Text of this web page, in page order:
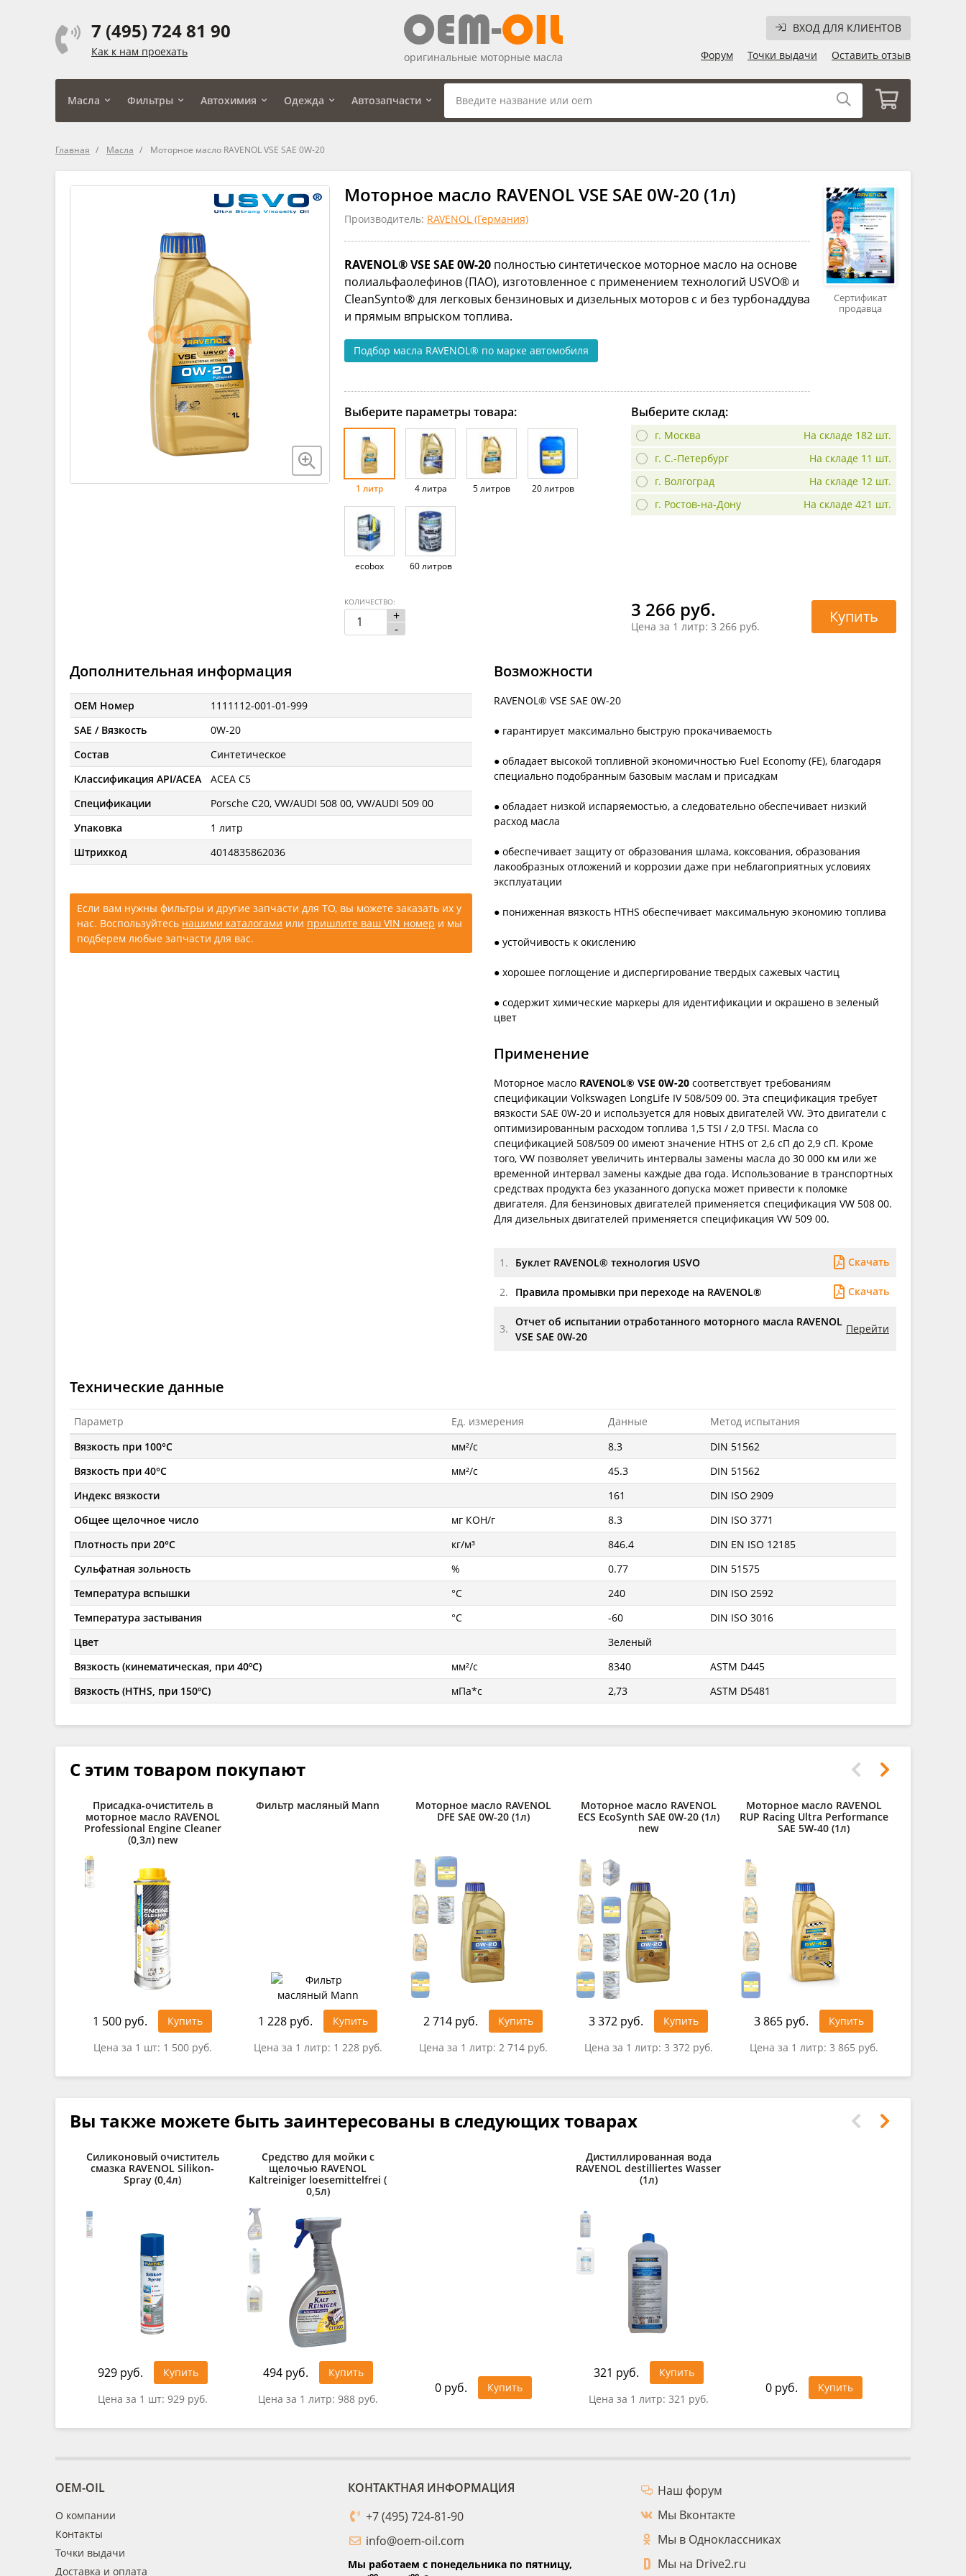
7 (495) 724 81 90
Как к нам проехать
ВХОД ДЛЯ КЛИЕНТОВ
Форум
Точки выдачи Оставить отзыв
оригинальные моторные масла
Масла Фильтры Автохимия Одежда Автозапчасти
Главная Масла Моторное масло RAVENOL VSE SAE 0W-20
Моторное масло RAVENOL VSE SAE 0W-20 (1л)
Производитель: RAVENOL (Германия)
RAVENOL® VSE SAE 0W-20 полностью синтетическое моторное масло на основе
полиальфаолефинов (ПАО), изготовленное с применением технологий USVO® и
CleanSynto® для легковых бензиновых и дизельных моторов с и без турбонаддува
и прямым впрыском топлива.
Подбор масла RAVENOL® по марке автомобиля
Сертификат
продавца
Выберите параметры товара:
1 литр 4 литра 5 литров 20 литров
ecobox 60 литров
Выберите склад:
г. Москва
На складе 182 шт.
г. С.-Петербург
На складе 11 шт.
г. Волгоград
На складе 12 шт.
г. Ростов-на-Дону
На складе 421 шт.
3 266 руб.
Цена за 1 литр: 3 266 руб.
+
-
КОЛИЧЕСТВО:
Купить
Дополнительная информация
OEM Номер
1111112-001-01-999
SAE / Вязкость
0W-20
Состав
Синтетическое
Классификация API/ACEA
ACEA C5
Спецификации
Porsche C20, VW/AUDI 508 00, VW/AUDI 509 00
Упаковка
1 литр
Штрихкод
4014835862036
Если вам нужны фильтры и другие запчасти для ТО, вы можете заказать их у
нас. Воспользуйтесь нашими каталогами или пришлите ваш VIN номер и мы
подберем любые запчасти для вас.
Возможности
RAVENOL® VSE SAE 0W-20
● гарантирует максимально быструю прокачиваемость
● обладает высокой топливной экономичностью Fuel Economy (FE), благодаря
специально подобранным базовым маслам и присадкам
● обладает низкой испаряемостью, а следовательно обеспечивает низкий
расход масла
● обеспечивает защиту от образования шлама, коксования, образования
лакообразных отложений и коррозии даже при неблагоприятных условиях
эксплуатации
● пониженная вязкость HTHS обеспечивает максимальную экономию топлива
● устойчивость к окислению
● хорошее поглощение и диспергирование твердых сажевых частиц
● содержит химические маркеры для идентификации и окрашено в зеленый
цвет
Применение
Моторное масло RAVENOL® VSE 0W-20 соответствует требованиям
спецификации Volkswagen LongLife IV 508/509 00. Эта спецификация требует
вязкости SAE 0W-20 и используется для новых двигателей VW. Это двигатели с
оптимизированным расходом топлива 1,5 TSI / 2,0 TFSI. Масла со
спецификацией 508/509 00 имеют значение HTHS от 2,6 сП до 2,9 сП. Кроме
того, VW позволяет увеличить интервалы замены масла до 30 000 км или же
временной интервал замены каждые два года. Использование в транспортных
средствах продукта без указанного допуска может привести к поломке
двигателя. Для бензиновых двигателей применяется спецификация VW 508 00.
Для дизельных двигателей применяется спецификация VW 509 00.
1. Буклет RAVENOL® технология USVO Скачать
2. Правила промывки при переходе на RAVENOL® Скачать
3.
Отчет об испытании отработанного моторного масла RAVENOL
VSE SAE 0W-20
Перейти
Технические данные
Параметр Ед. измерения Данные
Метод испытания
Вязкость при 100°C
мм²/с 8.3
DIN 51562
Вязкость при 40°C
мм²/с 45.3
DIN 51562
Индекс вязкости
161
DIN ISO 2909
Общее щелочное число
мг КОН/г 8.3
DIN ISO 3771
Плотность при 20°C
кг/м³ 846.4
DIN EN ISO 12185
Сульфатная зольность
% 0.77
DIN 51575
Температура вспышки
°C 240
DIN ISO 2592
Температура застывания
°C -60
DIN ISO 3016
Цвет
Зеленый
Вязкость (кинематическая, при 40ºC)
мм²/с 8340
ASTM D445
Вязкость (HTHS, при 150ºC)
мПа*с 2,73 ASTM D5481
С этим товаром покупают
Присадка-очиститель в
моторное масло RAVENOL
Professional Engine Cleaner
(0,3л) new
1 500 руб.
Купить
Цена за 1 шт: 1 500 руб.
Фильтр масляный Mann
1 228 руб.
Купить
Цена за 1 литр: 1 228 руб.
Моторное масло RAVENOL
DFE SAE 0W-20 (1л)
2 714 руб.
Купить
Цена за 1 литр: 2 714 руб.
Моторное масло RAVENOL
ECS EcoSynth SAE 0W-20 (1л)
new
3 372 руб.
Купить
Цена за 1 литр: 3 372 руб.
Моторное масло RAVENOL
RUP Racing Ultra Performance
SAE 5W-40 (1л)
3 865 руб.
Купить
Цена за 1 литр: 3 865 руб.
Вы также можете быть заинтересованы в следующих товарах
Силиконовый очиститель
смазка RAVENOL Silikon-
Spray (0,4л)
929 руб.
Купить
Цена за 1 шт: 929 руб.
Средство для мойки с
щелочью RAVENOL
Kaltreiniger loesemittelfrei (
0,5л)
494 руб.
Купить
Цена за 1 литр: 988 руб.
0 руб. Купить
Дистиллированная вода
RAVENOL destilliertes Wasser
(1л)
321 руб.
Купить
Цена за 1 литр: 321 руб.
0 руб. Купить
OEM-OIL
О компании
Контакты
Точки выдачи
Доставка и оплата
КОНТАКТНАЯ ИНФОРМАЦИЯ
+7 (495) 724-81-90
info@oem-oil.com
Мы работаем с понедельника по пятницу,
Наш форум
Мы Вконтакте
Мы в Одноклассниках
Мы на Drive2.ru